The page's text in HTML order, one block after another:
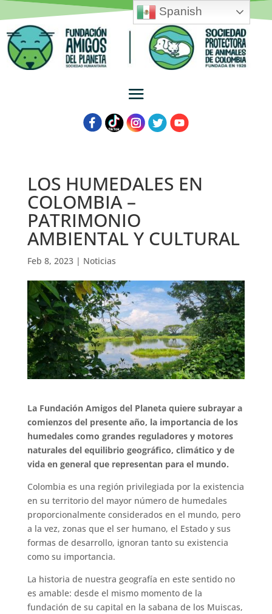
LOS HUMEDALES EN
COLOMBIA –
PATRIMONIO
AMBIENTAL Y CULTURAL
Feb 8, 2023| Noticias
La Fundación Amigos del Planeta quiere subrayar a
comienzos del presente año, la importancia de los
humedales como grandes reguladores y motores
naturales del equilibrio geográfico, climático y de
vida en general que representan para el mundo.
Colombia es una región privilegiada por la existencia
en su territorio del mayor número de humedales
proporcionalmente considerados en el mundo, pero
a la vez, zonas que el ser humano, el Estado y sus
formas de desarrollo, ignoran tanto su existencia
como su importancia.
La historia de nuestra geografía en este sentido no
es amable: desde el mismo momento de la
fundación de su capital en la sabana de los Muiscas,
Spanish